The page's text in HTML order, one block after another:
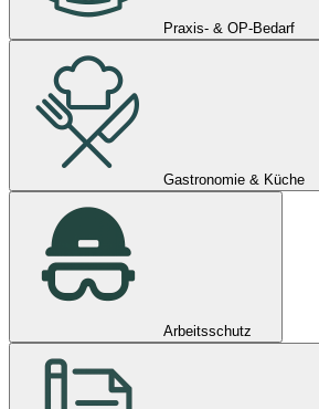
Praxis- & OP-Bedarf
Gastronomie & Küche
Arbeitsschutz